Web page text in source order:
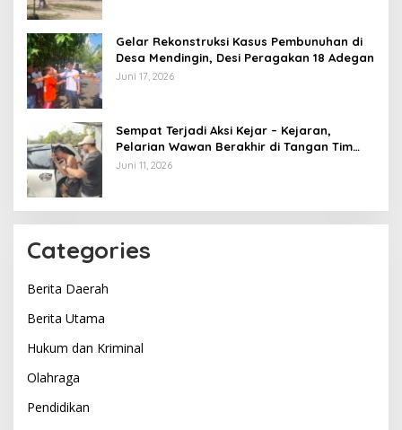
Gelar Rekonstruksi Kasus Pembunuhan di
Desa Mendingin, Desi Peragakan 18 Adegan
Juni 17, 2026
Sempat Terjadi Aksi Kejar – Kejaran,
Pelarian Wawan Berakhir di Tangan Tim
Opsnal Polsek Lubuk Batang, Kaki
Juni 11, 2026
Categories
Berita Daerah
Berita Utama
Hukum dan Kriminal
Olahraga
Pendidikan